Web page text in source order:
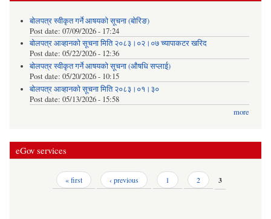
बोलपत्र स्वीकृत गर्ने आषयको सूचना (बोरिङ)
Post date: 07/09/2026 - 17:24
बोलपत्र आव्हानको सूचना मिति २०८३।०२।०७ च्यापाकटर खरिद
Post date: 05/22/2026 - 12:36
बोलपत्र स्वीकृत गर्ने आषयको सूचना (औषधि सप्लाई)
Post date: 05/20/2026 - 10:15
बोलपत्र आव्हानको सूचना मिति २०८३।०१।३०
Post date: 05/13/2026 - 15:58
more
eGov services
« first ‹ previous 1 2 3